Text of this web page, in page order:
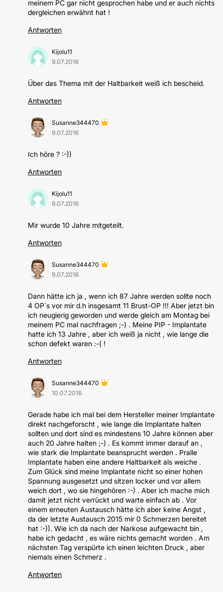
meinem PC gar nicht gesprochen habe und er auch nichts
dergleichen erwähnt hat !
Antworten
Kijolu11
9.07.2016
Über das Thema mit der Haltbarkeit weiß ich bescheid.
Antworten
Susanne344470
9.07.2016
Ich höre ? :-))
Antworten
Kijolu11
9.07.2016
Mir wurde 10 Jahre mitgeteilt.
Antworten
Susanne344470
9.07.2016
Dann hätte ich ja , wenn ich 87 Jahre werden sollte noch
4 OP`s vor mir d.h insgesamt 11 Brust-OP !!! Aber jetzt bin
ich neugierig geworden und werde gleich am Montag bei
meinem PC mal nachfragen ;-) . Meine PIP - Implantate
hatte ich 13 Jahre , aber ich weiß ja nicht , wie lange die
schon defekt waren :-( !
Antworten
Susanne344470
10.07.2016
Gerade habe ich mal bei dem Hersteller meiner Implantate
direkt nachgeforscht , wie lange die Implantate halten
sollten und dort sind es mindestens 10 Jahre können aber
auch 20 Jahre halten ;-) . Es kommt immer darauf an ,
wie stark die Implantate beansprucht werden . Pralle
Implantate haben eine andere Haltbarkeit als weiche .
Zum Glück sind meine Implantate nicht so einer hohen
Spannung ausgesetzt und sitzen locker und vor allem
weich dort , wo sie hingehören :-) . Aber ich mache mich
damit jetzt nicht verrückt und warte einfach ab . Vor
einem erneuten Austausch hätte ich aber keine Angst ,
da der letzte Austausch 2015 mir 0 Schmerzen bereitet
hat :-)). Wie ich da nach der Narkose aufgewacht bin ,
habe ich gedacht , es wäre nichts gemacht worden . Am
nächsten Tag verspürte ich einen leichten Druck , aber
niemals einen Schmerz .
Antworten